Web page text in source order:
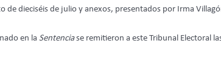
de dieciséis de julio y anexos, presentados por Irma
en la Sentenciase remitieron a este Tribunal Electoral